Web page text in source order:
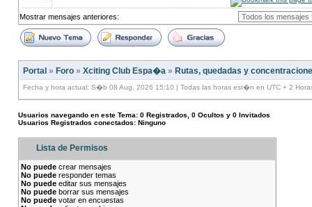
Mostrar mensajes anteriores:
Portal » Foro » Xciting Club Espa�a » Rutas, quedadas y
Fecha y hora actual: S�b 08 Aug, 2026 15:10 | Todas las horas est�n en UTC + 2
Usuarios navegando en este Tema: 0 Registrados, 0 Ocultos y 0 Invitados
Usuarios Registrados conectados: Ninguno
Lista de Permisos
No puede crear mensajes
No puede responder temas
No puede editar sus mensajes
No puede borrar sus mensajes
No puede votar en encuestas